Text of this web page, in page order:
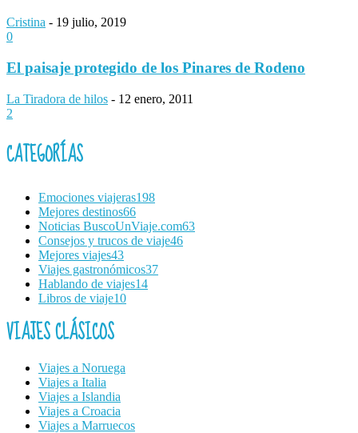
Cristina - 19 julio, 2019
0
El paisaje protegido de los Pinares de Rodeno
La Tiradora de hilos - 12 enero, 2011
2
CATEGORÍAS
Emociones viajeras198
Mejores destinos66
Noticias BuscoUnViaje.com63
Consejos y trucos de viaje46
Mejores viajes43
Viajes gastronómicos37
Hablando de viajes14
Libros de viaje10
VIAJES CLÁSICOS
Viajes a Noruega
Viajes a Italia
Viajes a Islandia
Viajes a Croacia
Viajes a Marruecos